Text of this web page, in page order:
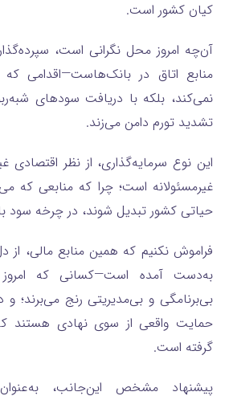
کیان کشور است.
آن‌چه امروز محل نگرانی است،
منابع اتاق در بانک‌هاست—اقدامی که
نمی‌کند، بلکه با دریافت سودهای
تشدید تورم دامن می‌زند.
این نوع سرمایه‌گذاری، از نظر اقتصادی
غیرمسئولانه است؛ چرا که منابعی که
حیاتی کشور تبدیل شوند، در چرخه سود
فراموش نکنیم که همین منابع مالی، از
به‌دست آمده است—کسانی که
بی‌برنامگی و بی‌مدیریتی رنج می‌برند؛
حمایت واقعی از سوی نهادی هستند
گرفته است.
پیشنهاد مشخص این‌جانب،